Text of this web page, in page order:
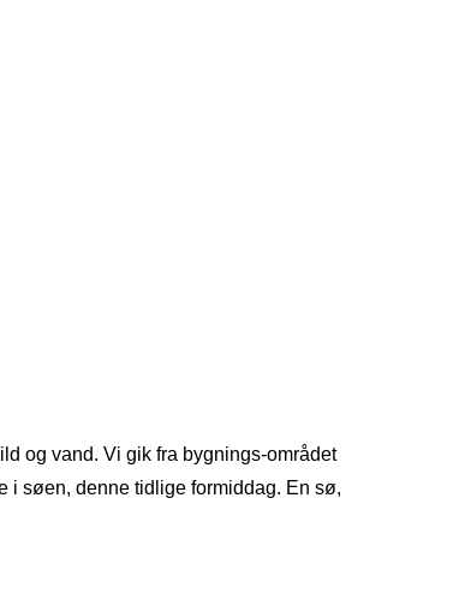
og vand. Vi gik fra bygnings-området
i søen, denne tidlige formiddag. En sø,